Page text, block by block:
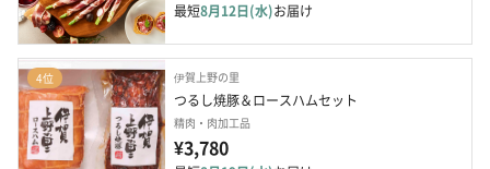
最短8月12日(水)お届け
4位 伊賀上野の里
つるし焼豚＆ロースハムセット
精肉・肉加工品
¥3,780